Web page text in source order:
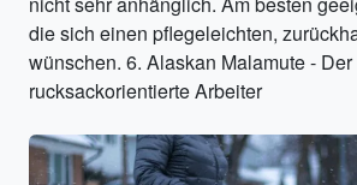
die sich einen pflegeleichten,
wünschen. 6. Alaskan Malamute - Der
rucksackorientierte Arbeiter